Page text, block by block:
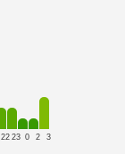
22 23 0 2 3